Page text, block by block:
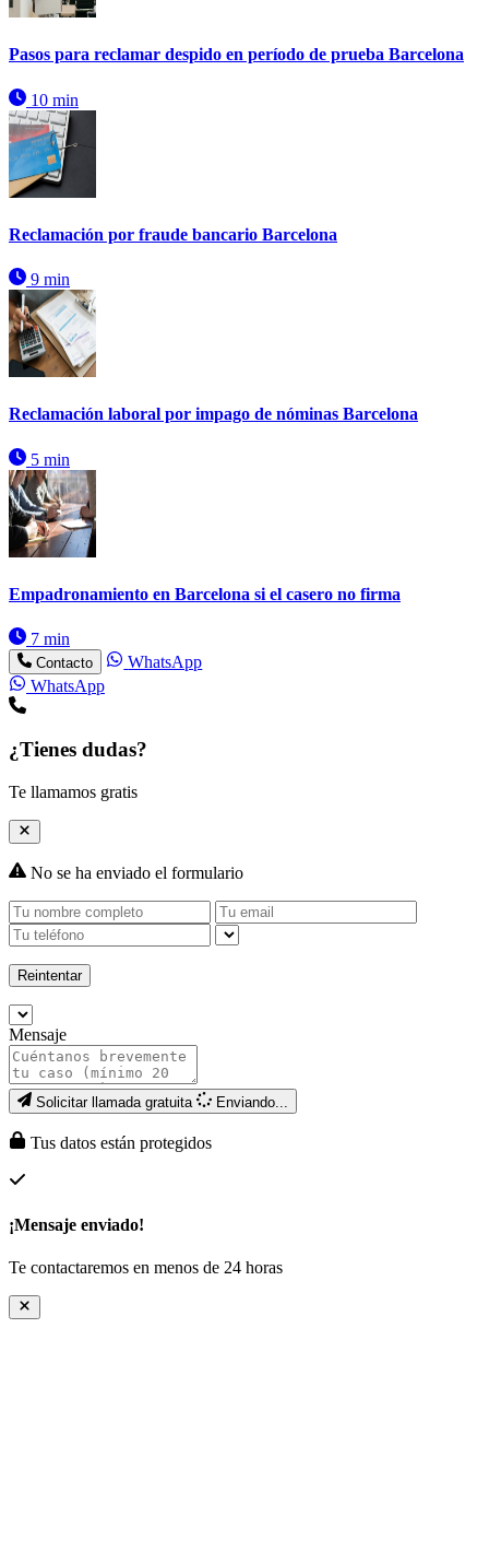
Pasos para reclamar despido en período de prueba Barcelona
10 min
Reclamación por fraude bancario Barcelona
9 min
Reclamación laboral por impago de nóminas Barcelona
5 min
Empadronamiento en Barcelona si el casero no firma
7 min
Contacto
WhatsApp
WhatsApp
¿Tienes dudas?
Te llamamos gratis
No se ha enviado el formulario
Reintentar
Mensaje
Solicitar llamada gratuita Enviando...
Tus datos están protegidos
¡Mensaje enviado!
Te contactaremos en menos de 24 horas